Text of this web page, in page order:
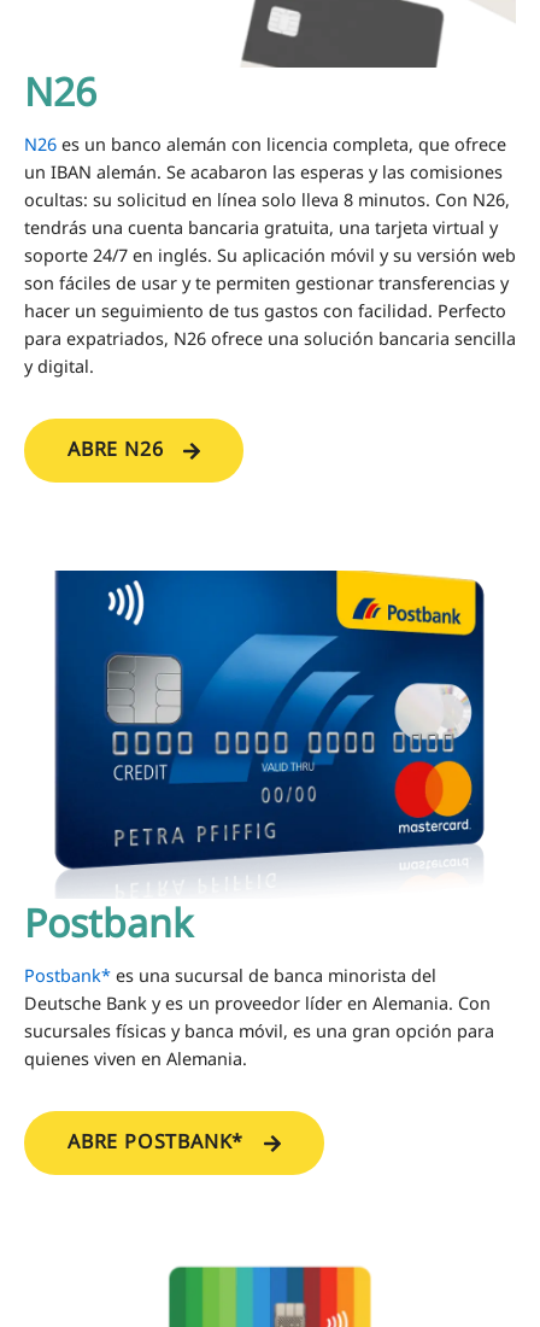
N26
N26 es un banco alemán con licencia completa, que ofrece
un IBAN alemán. Se acabaron las esperas y las comisiones
ocultas: su solicitud en línea solo lleva 8 minutos. Con N26,
tendrás una cuenta bancaria gratuita, una tarjeta virtual y
soporte 24/7 en inglés. Su aplicación móvil y su versión web
son fáciles de usar y te permiten gestionar transferencias y
hacer un seguimiento de tus gastos con facilidad. Perfecto
para expatriados, N26 ofrece una solución bancaria sencilla
y digital.
ABRE N26
Postbank
Postbank* es una sucursal de banca minorista del
Deutsche Bank y es un proveedor líder en Alemania. Con
sucursales físicas y banca móvil, es una gran opción para
quienes viven en Alemania.
ABRE POSTBANK*